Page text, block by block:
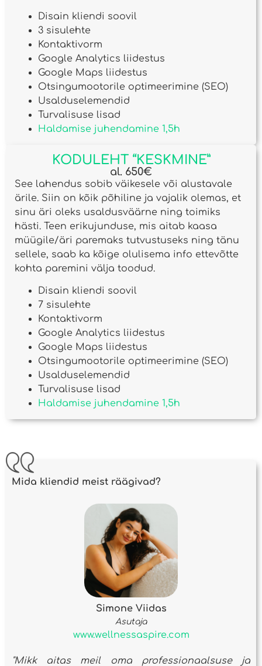
Disain kliendi soovil
3 sisulehte
Kontaktivorm
Google Analytics liidestus
Google Maps liidestus
Otsingumootorile optimeerimine (SEO)
Usalduselemendid
Turvalisuse lisad
Haldamise juhendamine 1,5h
KODULEHT “KESKMINE”
al. 650€
See lahendus sobib väikesele või alustavale
ärile. Siin on kõik põhiline ja vajalik olemas, et
sinu äri oleks usaldusväärne ning toimiks
hästi. Teen erikujunduse, mis aitab kaasa
müügile/äri paremaks tutvustuseks ning tänu
sellele, saab ka kõige olulisema info ettevõtte
kohta paremini välja toodud.
Disain kliendi soovil
7 sisulehte
Kontaktivorm
Google Analytics liidestus
Google Maps liidestus
Otsingumootorile optimeerimine (SEO)
Usalduselemendid
Turvalisuse lisad
Haldamise juhendamine 1,5h
Mida kliendid meist räägivad?
Simone Viidas
Asutaja
www.wellnessaspire.com
"Mikk aitas meil oma professionaalsuse ja